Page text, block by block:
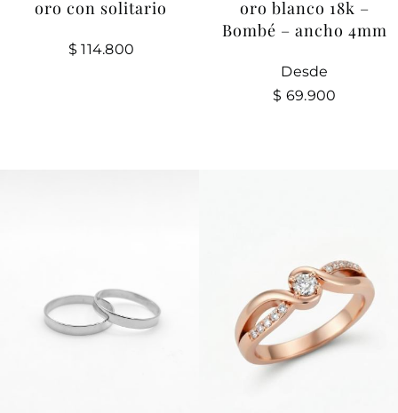
oro con solitario
$ 114.800
oro blanco 18k –
Bombé – ancho 4mm
Desde
$ 69.900